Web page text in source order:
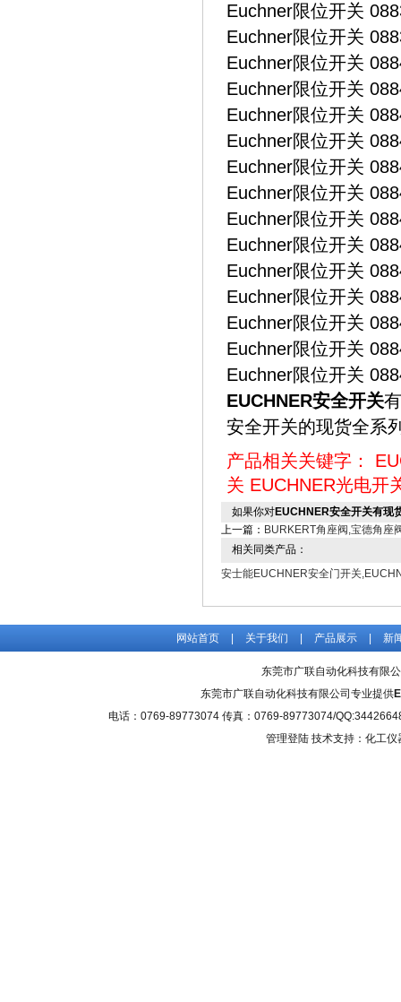
Euchner限位开关
Euchner限位开关
Euchner限位开关
Euchner限位开关
Euchner限位开关
Euchner限位开关
Euchner限位开关
Euchner限位开关
Euchner限位开关
Euchner限位开关
Euchner限位开关
Euchner限位开关
Euchner限位开关
Euchner限位开关
Euchner限位开关
EUCHNER安全开关
安全开关的现货全系
产品相关关键字：
关 EUCHNER光电开
如果你对EUCHNER安全开关有现
上一篇： BURKERT角座阀,宝德角座
相关同类产品：
安士能EUCHNER安全门开关
网站首页 关于我们 产品展示 新
东莞市广联自动化科技有限
东莞市广联自动化科技有限公司专业提供
电话：0769-89773074 传真：0769-89773074/
管理登陆 技术支持：化工